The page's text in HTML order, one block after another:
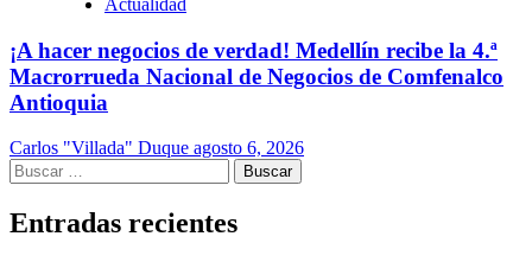
¡A hacer negocios de verdad! Medellín recibe la 4.ª
Macrorrueda Nacional de Negocios de Comfenalco
Antioquia
Carlos "Villada" Duque agosto 6, 2026
Buscar:
Entradas recientes